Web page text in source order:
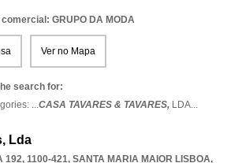
GRUPO DA MODA
Ver no Mapa
search for:
...CASA TAVARES & TAVARES, LDA...
Lda
192, 1100-421, SANTA MARIA MAIOR LISBOA,